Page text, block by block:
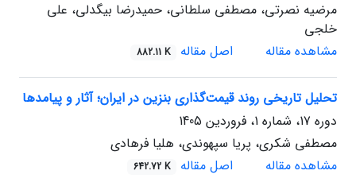
مرضیه نصرتی، مصطفی سلطانی، حمیدرضا بیگدلی، علی
خلجی
مشاهده مقاله
اصل مقاله 882.11 K
تحلیل تاریخی روند قیمت‌گذاری بنزین در ایران؛ آثار و پیامدها
دوره 17، شماره 1، فروردین 1405
مصطفی شکری، پریا سپهوندی، هلیا فرهادی
مشاهده مقاله
اصل مقاله 642.72 K